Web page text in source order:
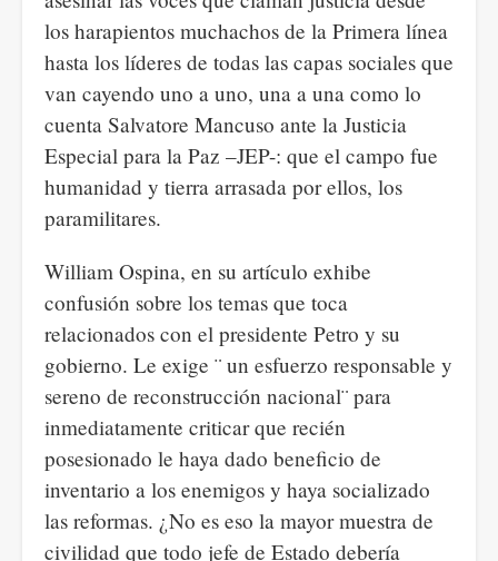
los harapientos muchachos de la Primera línea
hasta los líderes de todas las capas sociales que
van cayendo uno a uno, una a una como lo
cuenta Salvatore Mancuso ante la Justicia
Especial para la Paz –JEP-: que el campo fue
humanidad y tierra arrasada por ellos, los
paramilitares.
William Ospina, en su artículo exhibe
confusión sobre los temas que toca
relacionados con el presidente Petro y su
gobierno. Le exige ¨ un esfuerzo responsable y
sereno de reconstrucción nacional¨ para
inmediatamente criticar que recién
posesionado le haya dado beneficio de
inventario a los enemigos y haya socializado
las reformas. ¿No es eso la mayor muestra de
civilidad que todo jefe de Estado debería